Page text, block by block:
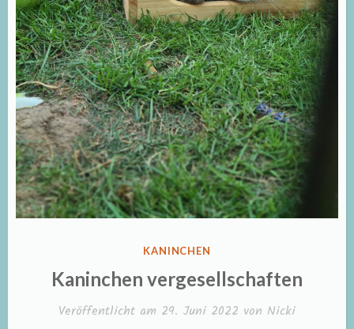
VERÖFFENTLICHT
KANINCHEN
Kaninchen vergesellschaften
Veröffentlicht am 29. Juni 2022 von Nicki